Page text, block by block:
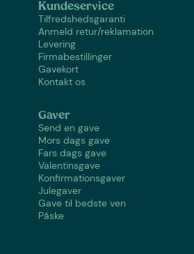
Kundeservice
Tilfredshedsgaranti
Anmeld retur/reklamation
Levering
Firmabestillinger
Gavekort
Kontakt os
Gaver
Send en gave
Mors dags gave
Fars dags gave
Valentinsgave
Konfirmationsgaver
Julegaver
Gave til bedste ven
Påske